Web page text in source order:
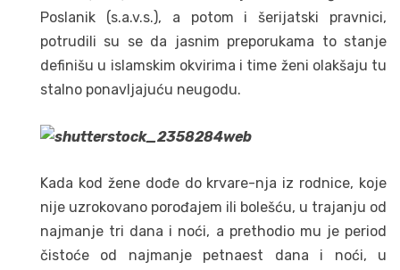
Poslanik (s.a.v.s.), a potom i šerijatski pravnici,
potrudili su se da jasnim preporukama to stanje
definišu u islamskim okvirima i time ženi olakšaju tu
stalno ponavljajuću neugodu.
Kada kod žene dođe do krvare-nja iz rodnice, koje
nije uzrokovano porođajem ili bolešću, u trajanju od
najmanje tri dana i noći, a prethodio mu je period
čistoće od najmanje petnaest dana i noći, u